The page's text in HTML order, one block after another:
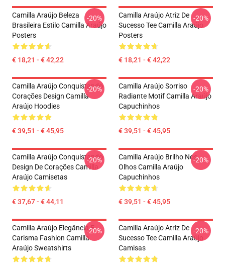
Camilla Araújo Beleza
Brasileira Estilo Camilla Araújo
Posters
€ 18,21 - € 42,22
-20%
Camilla Araújo Atriz De
Sucesso Tee Camilla Araújo
Posters
€ 18,21 - € 42,22
-20%
Camilla Araújo Conquistando
Corações Design Camilla
Araújo Hoodies
€ 39,51 - € 45,95
-20%
Camilla Araújo Sorriso
Radiante Motif Camilla Araújo
Capuchinhos
€ 39,51 - € 45,95
-20%
Camilla Araújo Conquistando
Design De Corações Camilla
Araújo Camisetas
€ 37,67 - € 44,11
-20%
Camilla Araújo Brilho Nos
Olhos Camilla Araújo
Capuchinhos
€ 39,51 - € 45,95
-20%
Camilla Araújo Elegância E
Carisma Fashion Camilla
Araújo Sweatshirts
-20%
Camilla Araújo Atriz De
Sucesso Tee Camilla Araújo
Camisas
-20%